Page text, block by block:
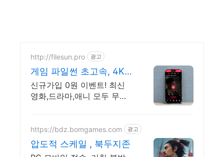
http://filesun.pro 광고
게임 파일썬 초고속, 4K
실시간 보기!
신규가입 0원 이벤트! 최신
영화,드라마,애니 모두 무료!
https://bdz.bomgames.com 광고
압도적 스케일 , 북두지존